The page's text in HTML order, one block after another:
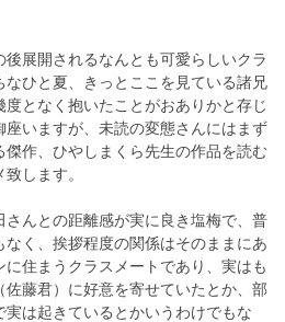
展開されるなんとも可愛らしいクラ
なひと夏、きっとここを見ている諸兄
となく抱いたことがおありかと存じ
座いますが、未読の変態さんにはまず
作、ひやしまくら先生の作品を読む
します。
さんとの距離感が実に良き塩梅で、普
く、挨拶程度の関係はそのままにあ
住まうクラスメートであり、実はも
藤君）に好意を寄せていたとか、部
は起きているとかいうわけでもな